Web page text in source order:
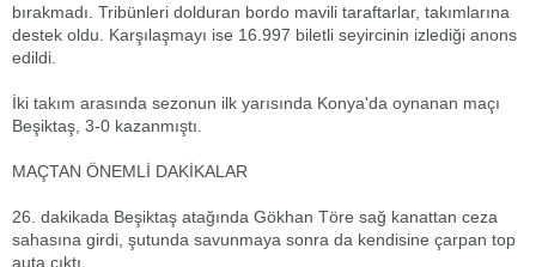
bırakmadı. Tribünleri dolduran bordo mavili taraftarlar, takımlarına
destek oldu. Karşılaşmayı ise 16.997 biletli seyircinin izlediği anons
edildi.
İki takım arasında sezonun ilk yarısında Konya'da oynanan maçı
Beşiktaş, 3-0 kazanmıştı.
MAÇTAN ÖNEMLİ DAKİKALAR
26. dakikada Beşiktaş atağında Gökhan Töre sağ kanattan ceza
sahasına girdi, şutunda savunmaya sonra da kendisine çarpan top
auta çıktı.